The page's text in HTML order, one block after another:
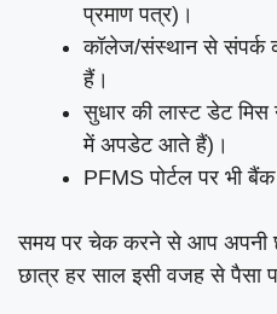
प्रमाण पत्र)।
कॉलेज/संस्थान से संपर्क
हैं।
सुधार की लास्ट डेट
में अपडेट आते हैं)।
PFMS पोर्टल पर भी
समय पर चेक करने से आप अपनी
छात्र हर साल इसी वजह से पैसा